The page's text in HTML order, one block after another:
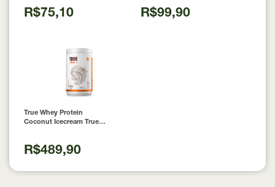
R$75,10 R$99,90
True Whey Protein
Coconut Icecream True
R$489,90